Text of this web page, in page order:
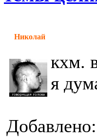
Николай
кхм.
я